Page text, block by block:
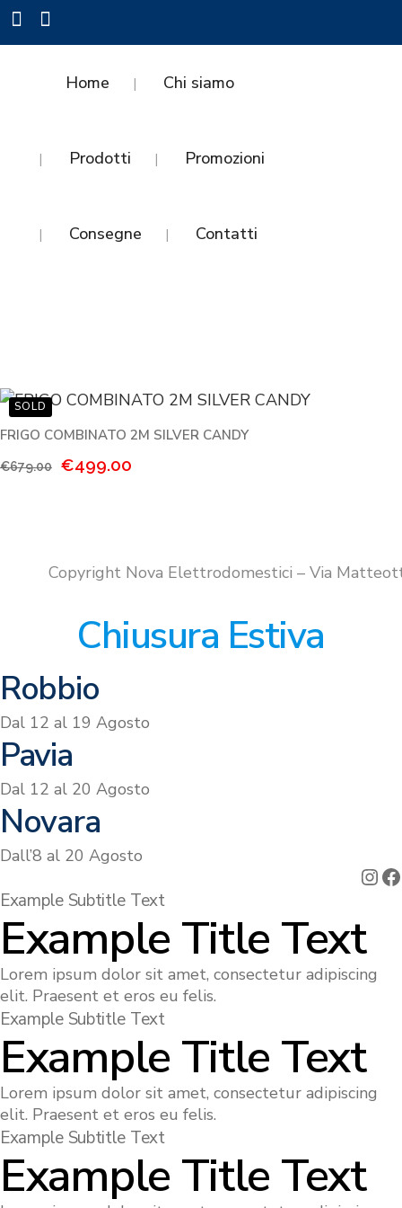
Home Chi siamo
Prodotti Promozioni
Consegne Contatti
FRIGO COMBINATO 2M SILVER CANDY
€679.00
Il
€499.00
Copyright Nova Elettrodomestici – Via
Chiusura Estiva
Robbio
Dal 12 al 19 Agosto
Pavia
Dal 12 al 20 Agosto
Novara
Dall’8 al 20 Agosto
Example Subtitle Text
Example Title Text
Lorem ipsum dolor sit amet, consectetur adipiscing
elit. Praesent et eros eu felis.
Example Subtitle Text
Example Title Text
Lorem ipsum dolor sit amet, consectetur adipiscing
elit. Praesent et eros eu felis.
Example Subtitle Text
Example Title Text